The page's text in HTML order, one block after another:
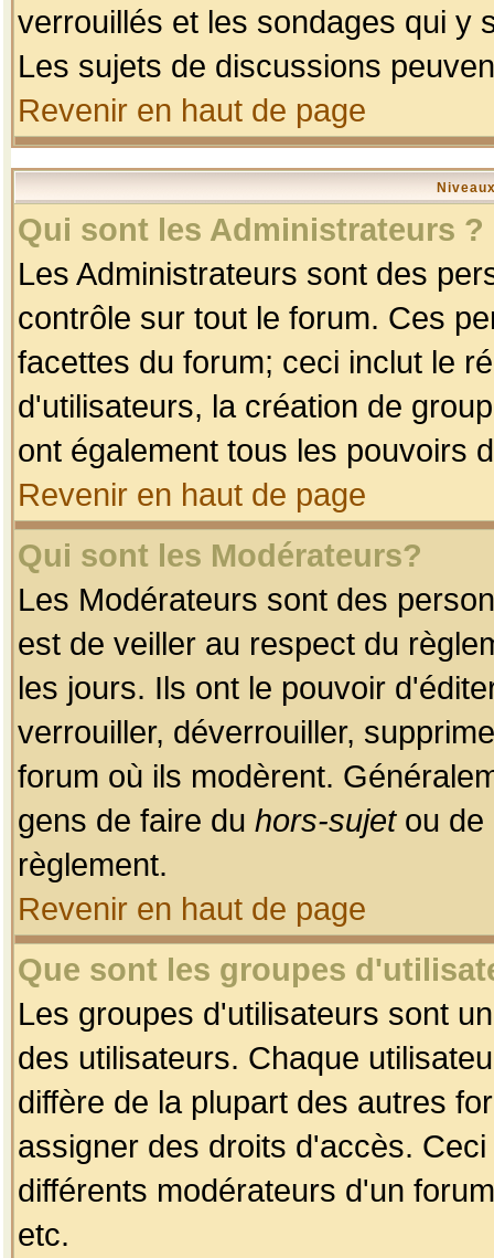
verrouillés et les sondages qui y
Les sujets de discussions
Revenir en haut de page
Qui sont les Administrateurs ?
Les Administrateurs sont des
contrôle sur tout le forum. Ces
facettes du forum; ceci inclut le
d'utilisateurs, la création de
ont également tous les pouvoirs
Revenir en haut de page
Qui sont les Modérateurs?
Les Modérateurs sont des
est de veiller au respect du
les jours. Ils ont le pouvoir
verrouiller, déverrouiller,
forum où ils modèrent.
gens de faire du hors-sujetou de
règlement.
Revenir en haut de page
Que sont les groupes
Les groupes d'utilisateurs sont
des utilisateurs. Chaque
diffère de la plupart des autres
assigner des droits d'accès.
différents modérateurs d'un
etc.